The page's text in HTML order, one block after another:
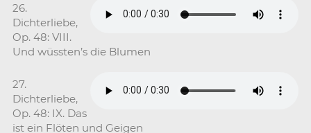
26.
Dichterliebe,
Op. 48: VIII.
Und wüssten’s die Blumen
27.
Dichterliebe,
Op. 48: IX. Das
ist ein Flöten und Geigen